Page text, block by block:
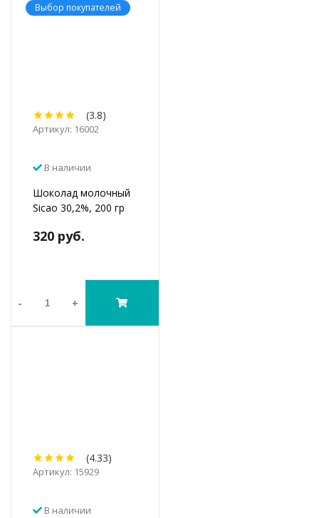
Выбор покупателей
(3.8)
Артикул: 16002
В наличии
Шоколад молочный
Sicao 30,2%, 200 гр
320 руб.
- +
(4.33)
Артикул: 15929
В наличии